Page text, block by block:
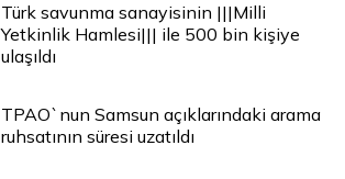
Türk savunma sanayisinin |||Milli
Yetkinlik Hamlesi||| ile 500 bin kişiye
ulaşıldı
TPAO`nun Samsun açıklarındaki arama
ruhsatının süresi uzatıldı